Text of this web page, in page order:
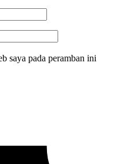
saya pada peramban ini